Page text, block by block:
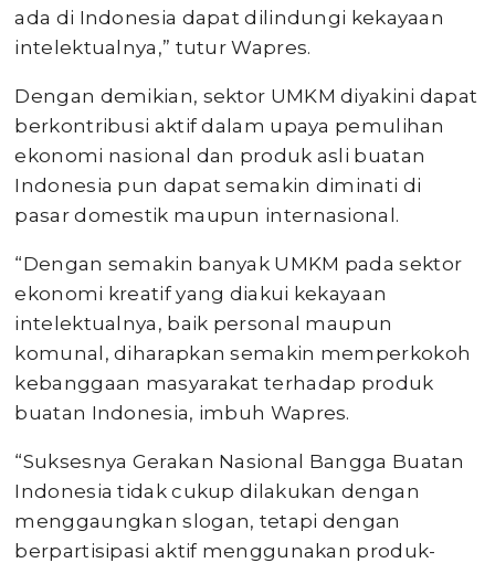
ada di Indonesia dapat dilindungi kekayaan
intelektualnya,” tutur Wapres.
Dengan demikian, sektor UMKM diyakini dapat
berkontribusi aktif dalam upaya pemulihan
ekonomi nasional dan produk asli buatan
Indonesia pun dapat semakin diminati di
pasar domestik maupun internasional.
“Dengan semakin banyak UMKM pada sektor
ekonomi kreatif yang diakui kekayaan
intelektualnya, baik personal maupun
komunal, diharapkan semakin memperkokoh
kebanggaan masyarakat terhadap produk
buatan Indonesia, imbuh Wapres.
“Suksesnya Gerakan Nasional Bangga Buatan
Indonesia tidak cukup dilakukan dengan
menggaungkan slogan, tetapi dengan
berpartisipasi aktif menggunakan produk-